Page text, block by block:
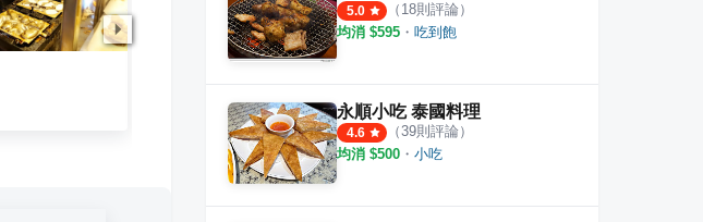
則評論 3.0 ·11
5.0 （ 18則評論）
均消 $595 ・ 吃到飽
永順小吃 泰國料理
4.6 （39則評論）
均消 $500 ・ 小吃